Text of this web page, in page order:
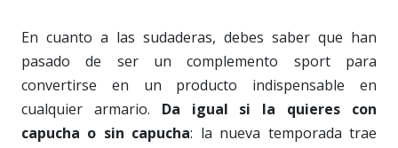
En cuanto a las sudaderas, debes saber que han
pasado de ser un complemento sport para
convertirse en un producto indispensable en
cualquier armario. Da igual si la quieres con
capucha o sin capucha: la nueva temporada trae